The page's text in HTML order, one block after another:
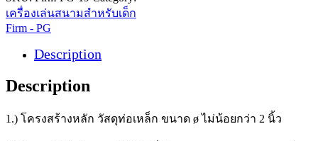
เครื่องเล่นสนามสำหรับเด็ก
Firm - PG
Description
Description
1.) โครงสร้างหลัก วัสดุท่อเหล็ก ขนาด ø ไม่น้อยกว่า 2 นิ้ว